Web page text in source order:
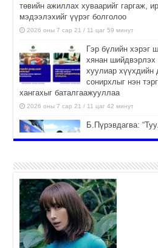
төвийн ажиллах хуваарийг гаргаж,
мэдээлэхийг үүрэг болголоо
2026 оны 7 сар 21 / 11 цаг 59 минут
Гэр бүлийн хэрэг
хянан шийдвэрлэх
хуулиар хүүхдийн
сонирхлыг нэн
хангахыг баталгаажууллаа
2026 оны 7 сар 21 / 11 цаг 42 минут
Б.Пүрэвдагва:
2026 оны 7 сар 21 / 10 цаг 15 минут
НИЙСЛЭЛ,
УДИРДЛАГУУДЫН
ХҮНД СУРТЛЫГ
ИРГЭД, АЖ
АЧААГ ХЭРХЭН ХӨНГӨЛСНӨӨР